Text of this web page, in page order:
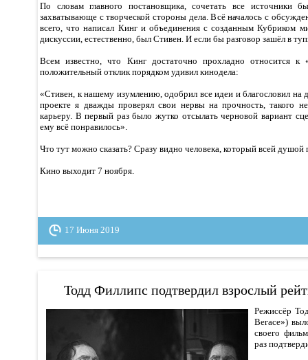
По словам главного постановщика, сочетать все источники
захватывающе с творческой стороны дела. Всё началось с
всего, что написал Кинг и объединения с созданным Кубриком
дискуссии, естественно, был Стивен. И если бы разговор зашёл в
Всем известно, что Кинг достаточно прохладно относится
положительный отклик порядком удивил кинодела:
«Стивен, к нашему изумлению, одобрил все идеи и благословил на
проекте я дважды проверял свои нервы на прочность, такого
карьеру. В первый раз было жутко отсылать черновой вариант
ему всё понравилось».
Что тут можно сказать? Сразу видно человека, который всей душой
Кино выходит 7 ноября.
17 Июня 2019
Тодд Филлипс подтвердил взрослый
Режиссёр
Вегасе»)
своего
раз